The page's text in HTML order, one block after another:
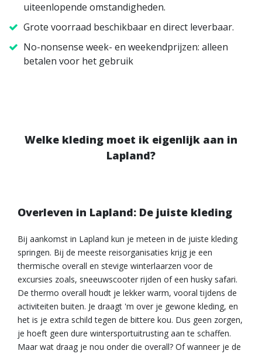
uiteenlopende omstandigheden.
Grote voorraad beschikbaar en direct leverbaar.
No-nonsense week- en weekendprijzen: alleen
betalen voor het gebruik
Welke kleding moet ik eigenlijk aan in
Lapland?
Overleven in Lapland: De juiste kleding
Bij aankomst in Lapland kun je meteen in de juiste kleding
springen. Bij de meeste reisorganisaties krijg je een
thermische overall en stevige winterlaarzen voor de
excursies zoals, sneeuwscooter rijden of een husky safari.
De thermo overall houdt je lekker warm, vooral tijdens de
activiteiten buiten. Je draagt 'm over je gewone kleding, en
het is je extra schild tegen de bittere kou. Dus geen zorgen,
je hoeft geen dure wintersportuitrusting aan te schaffen.
Maar wat draag je nou onder die overall? Of wanneer je de